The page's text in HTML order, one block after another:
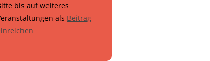
bis auf weiteres
als Beitrag